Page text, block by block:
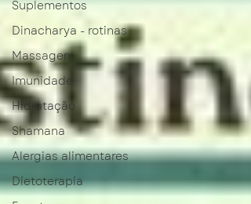
Suplementos
Dinacharya - rotinas
Massagem
Imunidade
Hidratação
Shamana
Alergias alimentares
Dietoterapia